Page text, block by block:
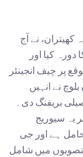
کھیتران، نے آج
کیا اور
پر چیف انجینئر
نے انہیں
یہ سیوریج
کا حامل ہے اور جی
میں شامل